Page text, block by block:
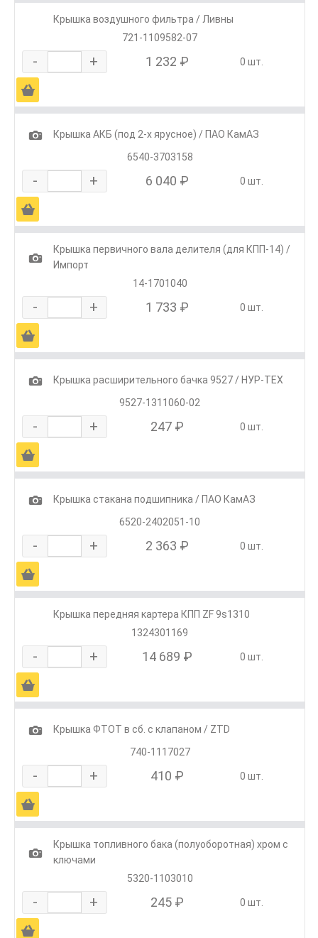
Крышка воздушного фильтра / Ливны
721-1109582-07
- + 1 232 ₽ 0 шт.
Ä
1
Крышка АКБ (под 2-х ярусное) / ПАО КамАЗ
6540-3703158
- + 6 040 ₽ 0 шт.
Ä
1
Крышка первичного вала делителя (для КПП-14) /
Импорт
14-1701040
- + 1 733 ₽ 0 шт.
Ä
1
Крышка расширительного бачка 9527 / НУР-ТЕХ
9527-1311060-02
- + 247 ₽ 0 шт.
Ä
1
Крышка стакана подшипника / ПАО КамАЗ
6520-2402051-10
- + 2 363 ₽ 0 шт.
Ä
Крышка передняя картера КПП ZF 9s1310
1324301169
- + 14 689 ₽ 0 шт.
Ä
1
Крышка ФТОТ в сб. с клапаном / ZTD
740-1117027
- + 410 ₽ 0 шт.
Ä
1
Крышка топливного бака (полуоборотная) хром с
ключами
5320-1103010
- + 245 ₽ 0 шт.
Ä